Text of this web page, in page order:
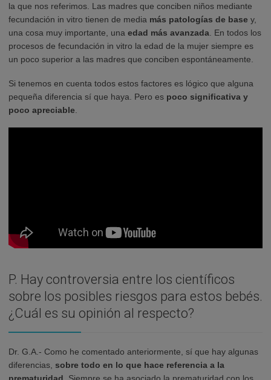
la que nos referimos. Las madres que conciben niños mediante
fecundación in vitro tienen de media más patologías de base y,
una cosa muy importante, una edad más avanzada . En todos los
procesos de fecundación in vitro la edad de la mujer siempre es
un poco superior a las madres que conciben espontáneamente.
Si tenemos en cuenta todos estos factores es lógico que alguna
pequeña diferencia sí que haya. Pero es poco significativa y
poco apreciable
P. Hay controversia entre los científicos
sobre los posibles riesgos para estos bebés.
¿Cuál es su opinión al respecto?
Dr. G.A.- Como he comentado anteriormente, sí que hay algunas
diferencias, sobre todo en lo que hace referencia a la
prematuridad . Siempre se ha asociado la prematuridad con los